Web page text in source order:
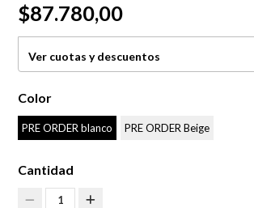
$87.780,00
Ver cuotas y descuentos
Color
PRE ORDER blanco PRE ORDER Beige
Cantidad
1